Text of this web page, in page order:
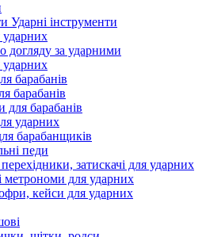
Ударні інструменти
ударних
догляду за ударними
ударних
барабанів
барабанів
для барабанів
ударних
барабанщиків
педи
затискачі для ударних
метрономи для ударних
кейси для ударних